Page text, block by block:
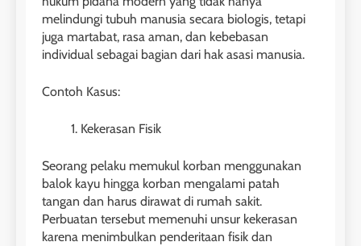
melindungi tubuh manusia secara biologis, tetapi
juga martabat, rasa aman, dan kebebasan
individual sebagai bagian dari hak asasi manusia.
Contoh Kasus:
Kekerasan Fisik
Seorang pelaku memukul korban menggunakan
balok kayu hingga korban mengalami patah
tangan dan harus dirawat di rumah sakit.
Perbuatan tersebut memenuhi unsur kekerasan
karena menimbulkan penderitaan fisik dan